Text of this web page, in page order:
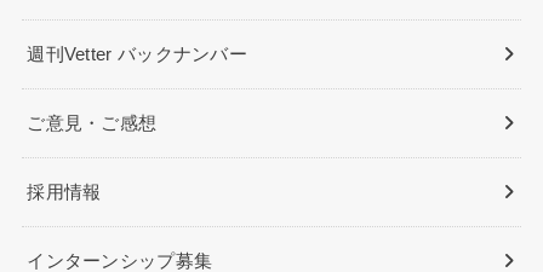
週刊Vetter バックナンバー
ご意見・ご感想
採用情報
インターンシップ募集